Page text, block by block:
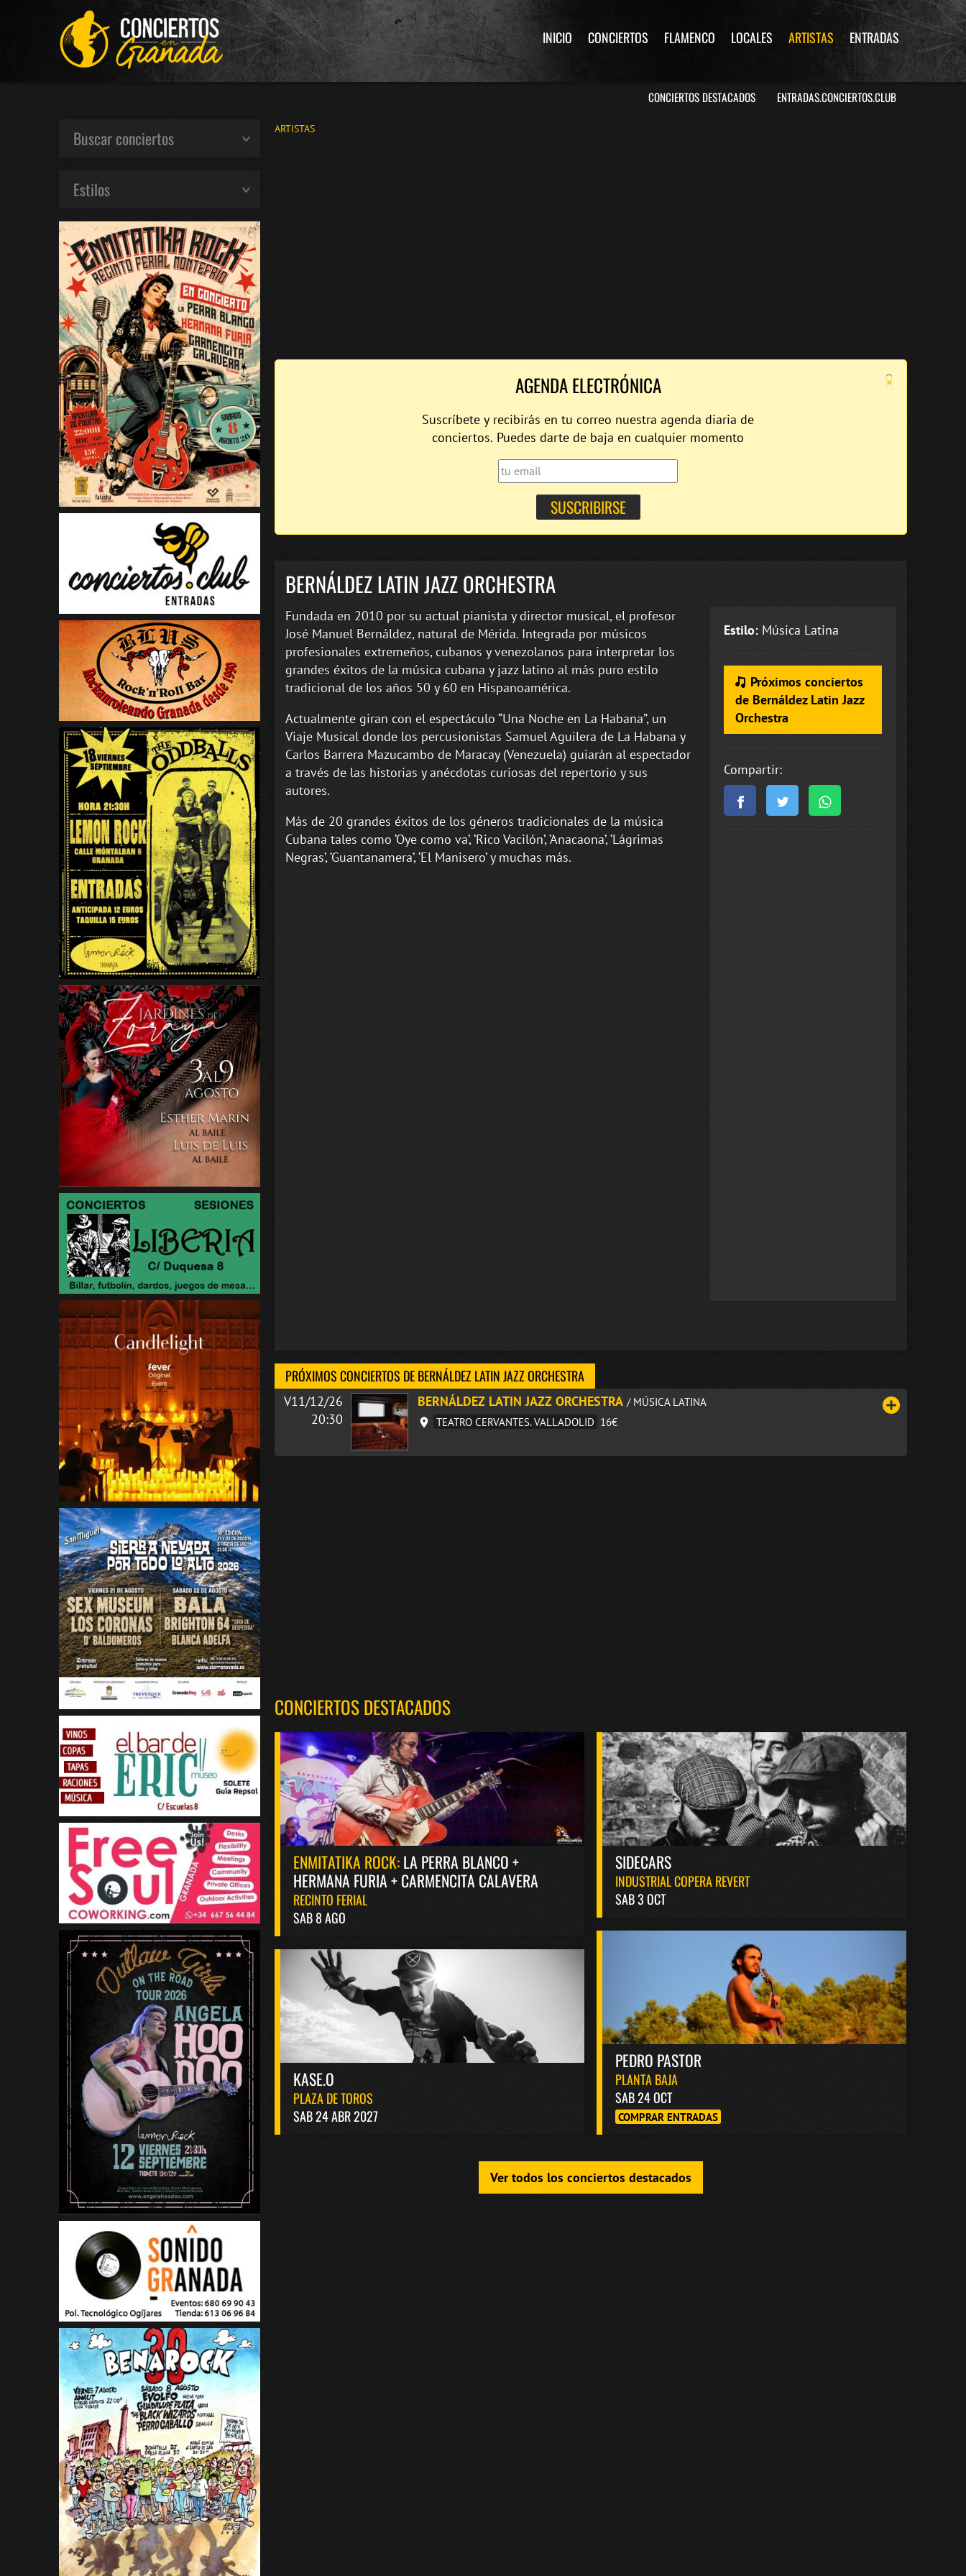
INICIO CONCIERTOS FLAMENCO LOCALES ARTISTAS ENTRADAS
CONCIERTOS DESTACADOS ENTRADAS.CONCIERTOS.CLUB
ARTISTAS
×
AGENDA ELECTRÓNICA
Suscríbete y recibirás en tu correo nuestra agenda diaria de
conciertos. Puedes darte de baja en cualquier momento
BERNÁLDEZ LATIN JAZZ ORCHESTRA
Estilo: Música Latina
Próximos conciertos
de Bernáldez Latin Jazz
Orchestra
Compartir:
Fundada en 2010 por su actual pianista y director musical, el profesor
José Manuel Bernáldez, natural de Mérida. Integrada por músicos
profesionales extremeños, cubanos y venezolanos para interpretar los
grandes éxitos de la música cubana y jazz latino al más puro estilo
tradicional de los años 50 y 60 en Hispanoamérica.
Actualmente giran con el espectáculo “Una Noche en La Habana”, un
Viaje Musical donde los percusionistas Samuel Aguilera de La Habana y
Carlos Barrera Mazucambo de Maracay (Venezuela) guiarán al espectador
a través de las historias y anécdotas curiosas del repertorio y sus
autores.
Más de 20 grandes éxitos de los géneros tradicionales de la música
Cubana tales como ‘Oye como va’, ‘Rico Vacilón’, ‘Anacaona’, ‘Lágrimas
Negras’, ‘Guantanamera’, ‘El Manisero’ y muchas más.
PRÓXIMOS CONCIERTOS DE BERNÁLDEZ LATIN JAZZ ORCHESTRA
V11/12/26
20:30
BERNÁLDEZ LATIN JAZZ ORCHESTRA / MÚSICA LATINA
TEATRO CERVANTES. VALLADOLID 16€
CONCIERTOS DESTACADOS
ENMITATIKA ROCK:LA PERRA BLANCO +
HERMANA FURIA + CARMENCITA CALAVERA
RECINTO FERIAL
SAB 8 AGO
SIDECARS
INDUSTRIAL COPERA REVERT
SAB 3 OCT
PEDRO PASTOR
PLANTA BAJA
SAB 24 OCT
COMPRAR ENTRADAS
KASE.O
PLAZA DE TOROS
SAB 24 ABR 2027
Ver todos los conciertos destacados
Buscar conciertos
Estilos